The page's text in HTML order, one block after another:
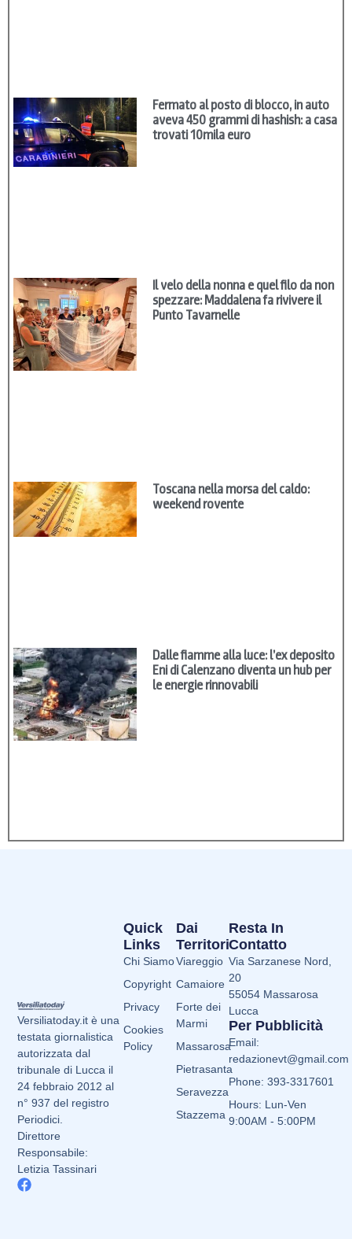
Fermato al posto di blocco, in auto
aveva 450 grammi di hashish: a casa
trovati 10mila euro
Il velo della nonna e quel filo da non
spezzare: Maddalena fa rivivere il
Punto Tavarnelle
Toscana nella morsa del caldo:
weekend rovente
Dalle fiamme alla luce: l’ex deposito
Eni di Calenzano diventa un hub per
le energie rinnovabili
Versiliatoday.it è una
testata giornalistica
autorizzata dal
tribunale di Lucca il
24 febbraio 2012 al
n° 937 del registro
Periodici.
Direttore
Responsabile:
Letizia Tassinari
Dai
Territori
Viareggio
Camaiore
Forte dei
Marmi
Massarosa
Pietrasanta
Seravezza
Stazzema
Quick
Links
Chi Siamo
Copyright
Privacy
Cookies
Policy
Resta In
Contatto
Via Sarzanese Nord,
20
55054 Massarosa
Lucca
Per Pubblicità
Email:
redazionevt@gmail.com
Phone: 393-3317601
Hours: Lun-Ven
9:00AM - 5:00PM